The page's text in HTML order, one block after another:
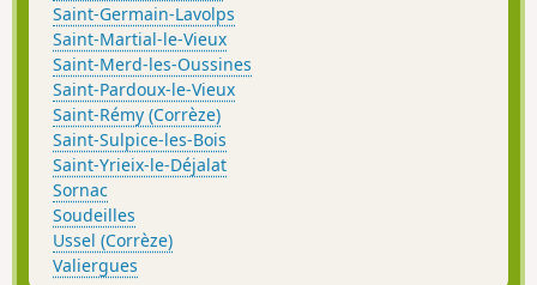
Saint-Germain-Lavolps
Saint-Martial-le-Vieux
Saint-Merd-les-Oussines
Saint-Pardoux-le-Vieux
Saint-Rémy (Corrèze)
Saint-Sulpice-les-Bois
Saint-Yrieix-le-Déjalat
Sornac
Soudeilles
Ussel (Corrèze)
Valiergues